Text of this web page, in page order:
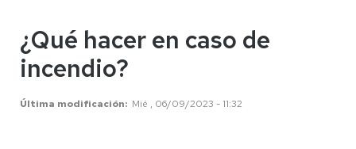
¿Qué hacer en caso de
incendio?
Última modificación Mié , 06/09/2023 - 11:32